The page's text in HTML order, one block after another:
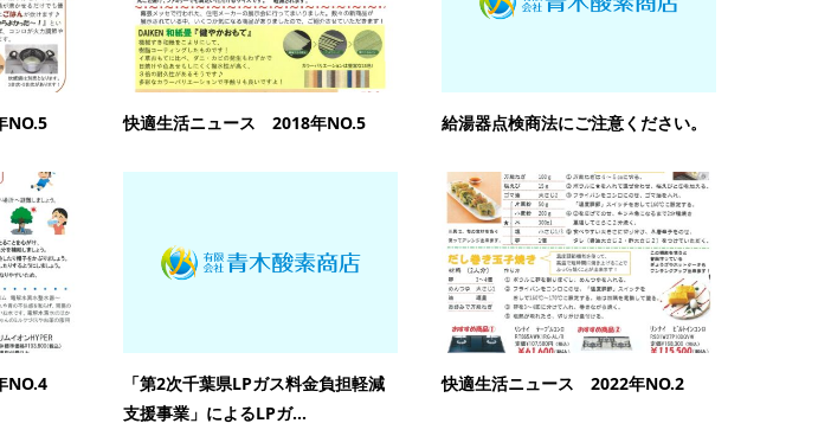
NO.5 快適生活ニュース 2018年NO.5 給湯器点検商法にご注意ください。
NO.4
「第2次千葉県LPガス料金負担軽減
支援事業」によるLPガ...
快適生活ニュース 2022年NO.2